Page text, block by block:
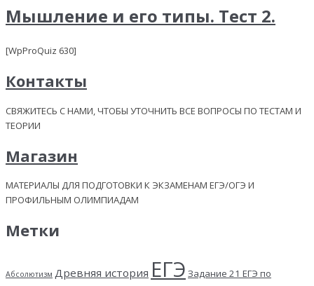
Мышление и его типы. Тест 2.
[WpProQuiz 630]
Контакты
СВЯЖИТЕСЬ С НАМИ, ЧТОБЫ УТОЧНИТЬ ВСЕ ВОПРОСЫ ПО ТЕСТАМ И
ТЕОРИИ
Магазин
МАТЕРИАЛЫ ДЛЯ ПОДГОТОВКИ К ЭКЗАМЕНАМ ЕГЭ/ОГЭ И
ПРОФИЛЬНЫМ ОЛИМПИАДАМ
Метки
Абсолютизм Древняя история ЕГЭ Задание 21 ЕГЭ по